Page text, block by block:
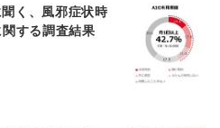
く、風邪症状時
する調査結果